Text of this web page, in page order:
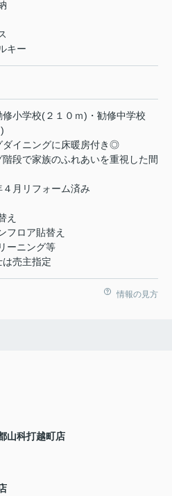
キー
小学校(２１０ｍ)・勧修中学校
ダイニングに床暖房付き◎
段で家族のふれあいを重視した間
月リフォーム済み
え
フロア貼替え
ーニング等
売主指定
情報の見方
山科打越町店